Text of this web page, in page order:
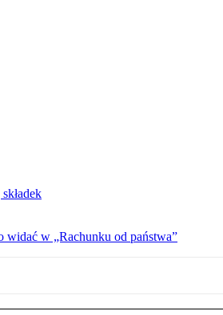
w „Rachunku od państwa”